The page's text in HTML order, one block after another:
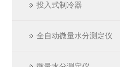
投入式制冷器
全自动微量水分测定仪